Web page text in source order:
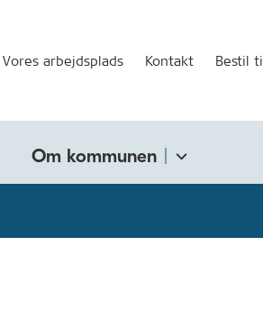
Vores arbejdsplads Kontakt Bestil
Om kommunen